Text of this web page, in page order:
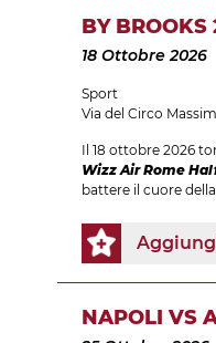
BY BROOKS
18 Ottobre 2026
Sport
Via del Circo
Il 18 ottobre 2026
Wizz Air Rome
battere il cuore
NAPOLI VS